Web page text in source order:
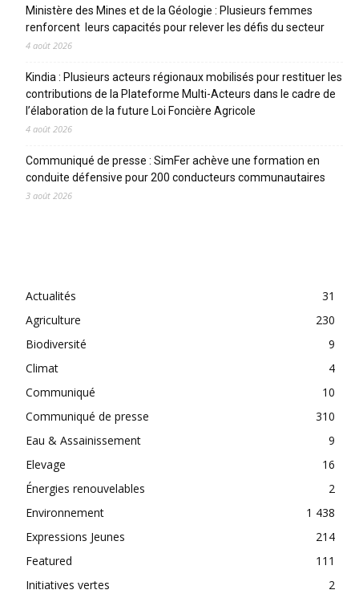
Ministère des Mines et de la Géologie : Plusieurs femmes
renforcent leurs capacités pour relever les défis du secteur
4 août 2026
Kindia : Plusieurs acteurs régionaux mobilisés pour restituer les
contributions de la Plateforme Multi-Acteurs dans le cadre de
l’élaboration de la future Loi Foncière Agricole
4 août 2026
Communiqué de presse : SimFer achève une formation en
conduite défensive pour 200 conducteurs communautaires
3 août 2026
Actualités
31
Agriculture
230
Biodiversité
9
Climat
4
Communiqué
10
Communiqué de presse
310
Eau & Assainissement
9
Elevage
16
Énergies renouvelables
2
Environnement
1 438
Expressions Jeunes
214
Featured
111
Initiatives vertes
2